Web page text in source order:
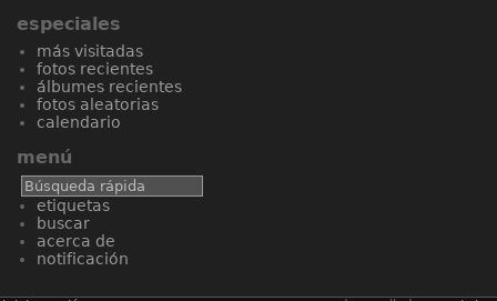
especiales
más visitadas
fotos recientes
álbumes recientes
fotos aleatorias
calendario
menú
etiquetas
buscar
acerca de
notificación